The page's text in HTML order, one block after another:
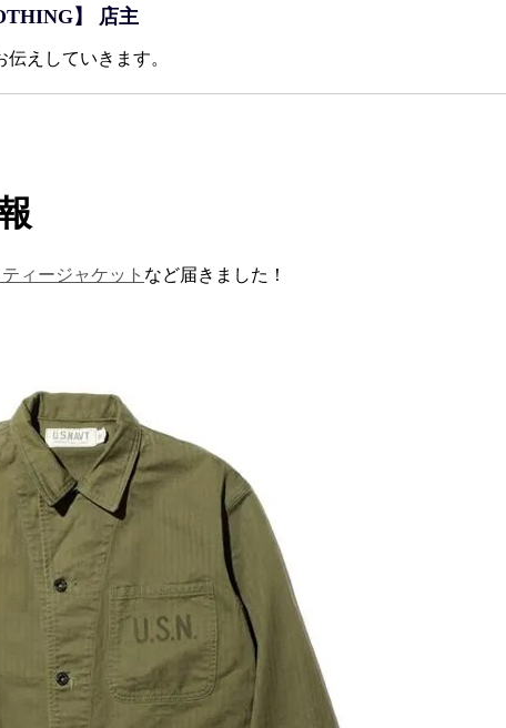
】 店主
えしていきます。
ィージャケット など届きました！